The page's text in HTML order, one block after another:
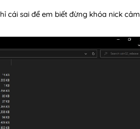
cái sai để em biết đừng khóa nick cảm